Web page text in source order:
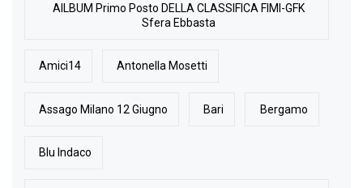
AlLBUM Primo Posto DELLA CLASSIFICA FIMI-GFK
Sfera Ebbasta
Amici14 Antonella Mosetti
Assago Milano 12 Giugno Bari Bergamo
Blu Indaco